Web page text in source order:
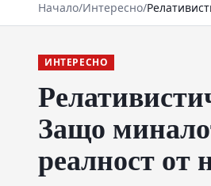
Начало/Интересно/
ИНТЕРЕСНО
Защо
реалност от